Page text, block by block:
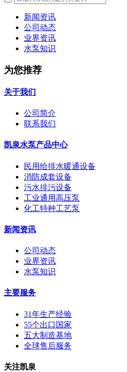
新闻资讯
公司动态
业界资讯
水泵知识
为您推荐
关于我们
公司简介
联系我们
凯泉水泵产品中心
民用给排水暖通设备
消防成套设备
污水排污设备
工业通用高压泵
化工特种工艺泵
新闻资讯
公司动态
业界资讯
水泵知识
主要服务
31年生产经验
55个出口国家
五大制造基地
全球售后服务
关注凯泉